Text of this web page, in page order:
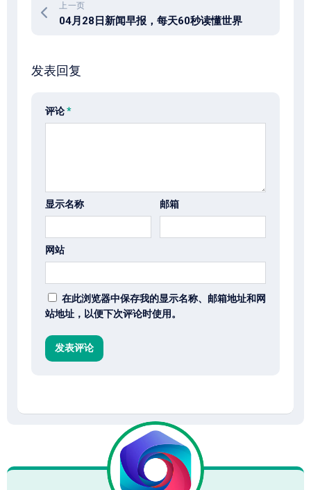
上一页
04月28日新闻早报，每天60秒读懂世界
发表回复
评论*
显示名称 邮箱
网站
在此浏览器中保存我的显示名称、邮箱地址和网
站地址，以便下次评论时使用。